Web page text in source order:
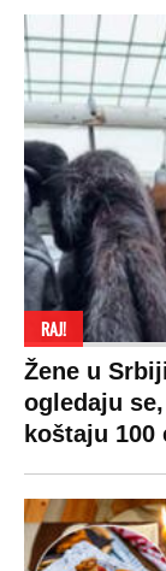
RAJ!
Žene u
ogledaju
koštaju 100